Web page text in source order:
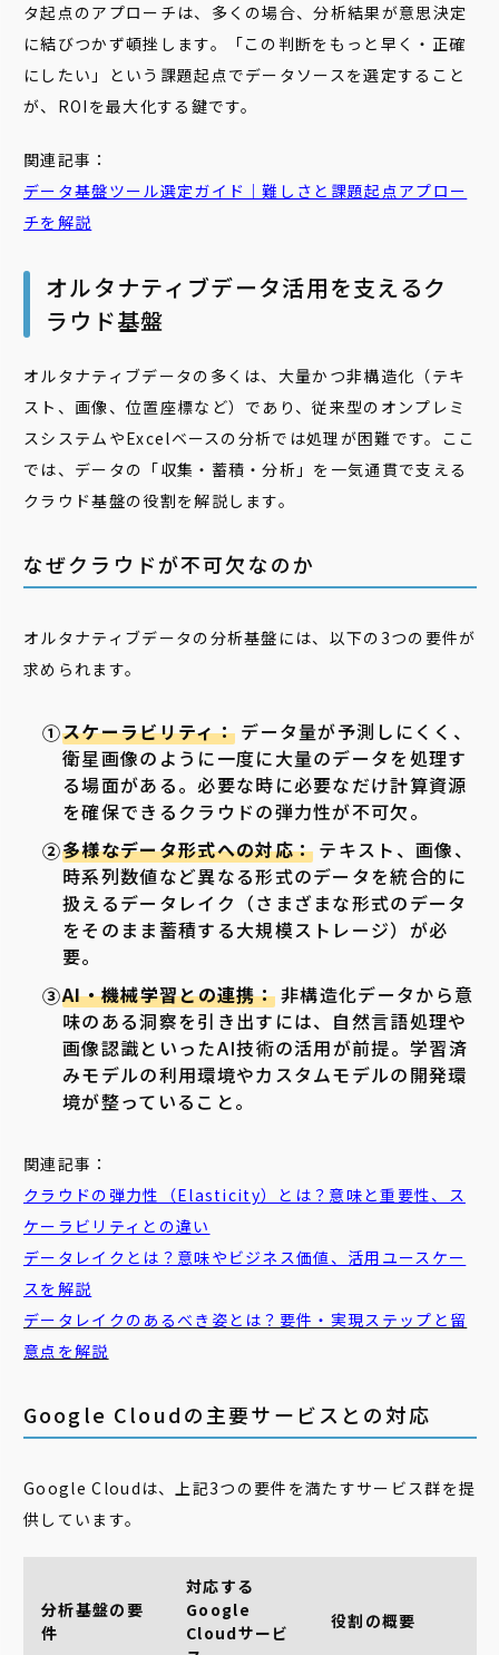
タ起点のアプローチは、多くの場合、分析結果が意思決定
に結びつかず頓挫します。「この判断をもっと早く・正確
にしたい」という課題起点でデータソースを選定すること
が、ROIを最大化する鍵です。
関連記事：
データ基盤ツール選定ガイド｜難しさと課題起点アプロー
チを解説
オルタナティブデータ活用を支えるク
ラウド基盤
オルタナティブデータの多くは、大量かつ非構造化（テキ
スト、画像、位置座標など）であり、従来型のオンプレミ
スシステムやExcelベースの分析では処理が困難です。ここ
では、データの「収集・蓄積・分析」を一気通貫で支える
クラウド基盤の役割を解説します。
なぜクラウドが不可欠なのか
オルタナティブデータの分析基盤には、以下の3つの要件が
求められます。
スケーラビリティ：データ量が予測しにくく、
衛星画像のように一度に大量のデータを処理す
る場面がある。必要な時に必要なだけ計算資源
を確保できるクラウドの弾力性が不可欠。
多様なデータ形式への対応： テキスト、画像、
時系列数値など異なる形式のデータを統合的に
扱えるデータレイク（さまざまな形式のデータ
をそのまま蓄積する大規模ストレージ）が必
要。
AI・機械学習との連携：非構造化データから意
味のある洞察を引き出すには、自然言語処理や
画像認識といったAI技術の活用が前提。学習済
みモデルの利用環境やカスタムモデルの開発環
境が整っていること。
関連記事：
クラウドの弾力性（Elasticity）とは？意味と重要性、ス
ケーラビリティとの違い
データレイクとは？意味やビジネス価値、活用ユースケー
スを解説
データレイクのあるべき姿とは？要件・実現ステップと留
意点を解説
Google Cloudの主要サービスとの対応
Google Cloudは、上記3つの要件を満たすサービス群を提
供しています。
分析基盤の要
件
対応する
Google
Cloudサービ
役割の概要